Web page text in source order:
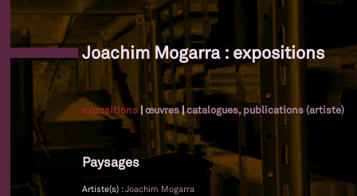
Joachim Mogarra : expositions
expositions|œuvres|catalogues, publications (artiste)
Paysages
Artiste(s) :Joachim Mogarra